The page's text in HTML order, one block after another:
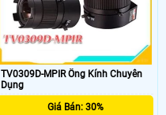
TV0309D-MPIR Ống Kính Chuyên
Dụng
Giá Bán: 30%